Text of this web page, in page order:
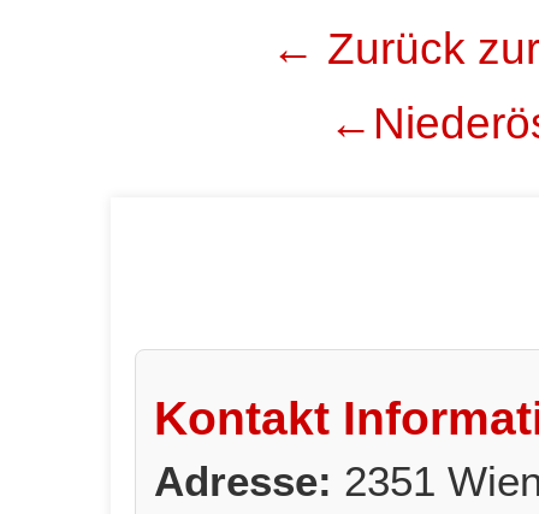
← Zurück
Kontakt
Adresse: 2351